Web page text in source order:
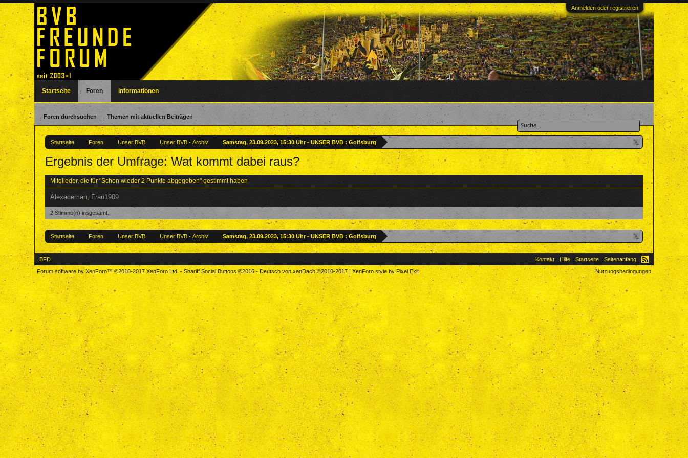
Anmelden oder registrieren
Startseite Foren Unser BVB Unser BVB - Archiv Samstag, 23.09.2023, 15:30 Uhr - UNSER BVB : Golfsburg
Ergebnis der Umfrage: Wat kommt dabei raus?
Mitglieder, die für "Schon wieder 2 Punkte abgegeben" gestimmt haben
Alexaceman Frau1909
2 Stimme(n) insgesamt.
Startseite Foren Unser BVB Unser BVB - Archiv Samstag, 23.09.2023, 15:30 Uhr - UNSER BVB : Golfsburg
Startseite Foren
Foren durchsuchen Themen mit aktuellen Beiträgen
Informationen
BFD Kontakt Hilfe Startseite
Seitenanfang
Nutzungsbedingungen
Forum software by XenForo™©2010-2017 XenForo Ltd.-Shariff Social Buttons©2016 -Deutsch von xenDach©2010-2017 | XenForo style by Pixel Exit